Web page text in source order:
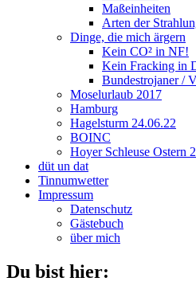
Maßeinheiten
Arten der
Dinge, die mich ärgern
Kein CO² in NF!
Kein Fracking in
Bundestrojaner /
Moselurlaub 2017
Hamburg
Hagelsturm 24.06.22
BOINC
Hoyer Schleuse Ostern
düt un dat
Tinnumwetter
Impressum
Datenschutz
Gästebuch
über mich
Du bist hier: